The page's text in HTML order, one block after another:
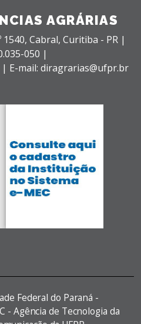
AGRÁRIAS
1540, Cabral, Curitiba - PR |
050 |
| E-mail: diragrarias@ufpr.br
Federal do Paraná -
- Agência de Tecnologia da